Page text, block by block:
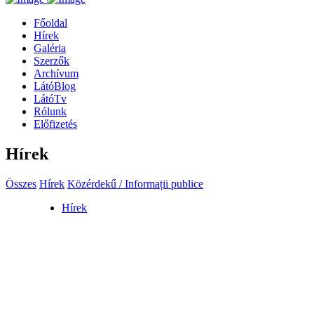
Főoldal
Hírek
Galéria
Szerzők
Archívum
LátóBlog
LátóTv
Rólunk
Előfizetés
Hírek
Összes Hírek Közérdekű / Informații publice
Hírek